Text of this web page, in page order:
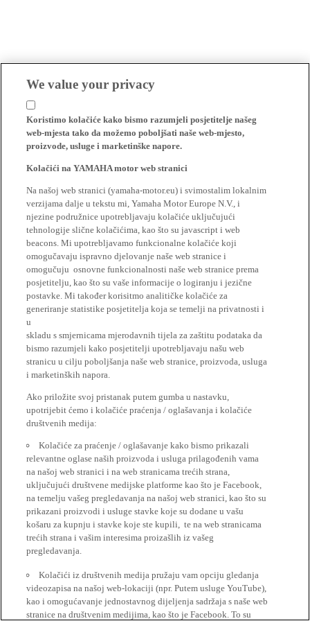
We value your privacy
Koristimo kolačiće kako bismo razumjeli posjetitelje našeg
web-mjesta tako da možemo poboljšati naše web-mjesto,
proizvode, usluge i marketinške napore.
Kolačići na YAMAHA motor web stranici
Na našoj web stranici (yamaha-motor.eu) i svimostalim lokalnim
verzijama dalje u tekstu mi, Yamaha Motor Europe N.V., i
njezine podružnice upotrebljavaju kolačiće uključujući
tehnologije slične kolačićima, kao što su javascript i web
beacons. Mi upotrebljavamo funkcionalne kolačiće koji
omogučavaju ispravno djelovanje naše web stranice i
omogučuju osnovne funkcionalnosti naše web stranice prema
posjetitelju, kao što su vaše informacije o logiranju i jezične
postavke. Mi također korisitmo analitičke kolačiće za
generiranje statistike posjetitelja koja se temelji na privatnosti i
u
skladu s smjernicama mjerodavnih tijela za zaštitu podataka da
bismo razumjeli kako posjetitelji upotrebljavaju našu web
stranicu u cilju poboljšanja naše web stranice, proizvoda, usluga
i marketinških napora.
Ako priložite svoj pristanak putem gumba u nastavku,
upotrijebit ćemo i kolačiće praćenja / oglašavanja i kolačiće
društvenih medija:
Kolačiće za praćenje / oglašavanje kako bismo prikazali
relevantne oglase naših proizvoda i usluga prilagođenih vama
na našoj web stranici i na web stranicama trećih strana,
uključujući društvene medijske platforme kao što je Facebook,
na temelju vašeg pregledavanja na našoj web stranici, kao što su
prikazani proizvodi i usluge stavke koje su dodane u vašu
košaru za kupnju i stavke koje ste kupili, te na web stranicama
trećih strana i vašim interesima proizašlih iz vašeg
pregledavanja.
Kolačići iz društvenih medija pružaju vam opciju gledanja
videozapisa na našoj web-lokaciji (npr. Putem usluge YouTube),
kao i omogućavanje jednostavnog dijeljenja sadržaja s naše web
stranice na društvenim medijima, kao što je Facebook. To su